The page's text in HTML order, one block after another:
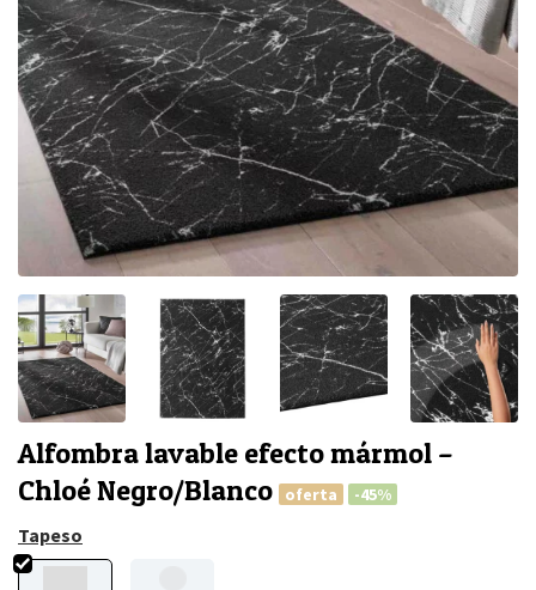
Alfombra lavable efecto mármol –
Chloé Negro/Blanco
oferta -45%
Tapeso